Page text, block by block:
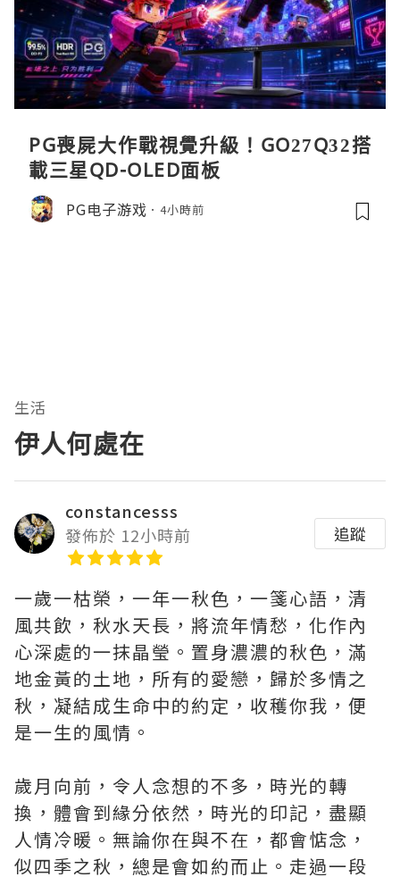
PG喪屍大作戰視覺升級！GO27Q32搭
載三星QD-OLED面板
PG电子游戏 4小時前
生活
伊人何處在
constancesss
發佈於 12小時前
追蹤
一歲一枯榮，一年一秋色，一箋心語，清
風共飲，秋水天長，將流年情愁，化作內
心深處的一抹晶瑩。置身濃濃的秋色，滿
地金黃的土地，所有的愛戀，歸於多情之
秋，凝結成生命中的約定，收穫你我，便
是一生的風情。
歲月向前，令人念想的不多，時光的轉
換，體會到緣分依然，時光的印記，盡顯
人情冷暖。無論你在與不在，都會惦念，
似四季之秋，總是會如約而止。走過一段